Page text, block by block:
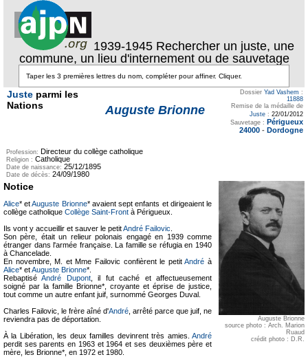
1939-1945 Rechercher un juste, une
commune, un lieu d'internement ou de sauvetage
Juste parmi les
Nations
Auguste Brionne
Dossier Yad Vashem :
11888
Remise de la médaille de
Juste : 22/01/2012
Sauvetage : Périgueux
24000 - Dordogne
Profession: Directeur du collège catholique
Religion : Catholique
Date de naissance: 25/12/1895
Date de décès: 24/09/1980
Auguste Brionne
source photo : Arch. Marion
Ruaud
crédit photo : D.R.
Notice
Alice* etAuguste Brionne* avaient sept enfants et dirigeaient le
collège catholique Collège Saint-Front à Périgueux.
Ils vont y accueillir et sauver le petitAndré Failovic
Son père, était un relieur polonais engagé en 1939 comme
étranger dans l'armée française. La famille se réfugia en 1940
à Chancelade.
En novembre, M. et Mme Failovic confièrent le petitAndré à
Alice* etAuguste Brionne*.
RebaptiséAndré Dupont, il fut caché et affectueusement
soigné par la famille Brionne*, croyante et éprise de justice,
tout comme un autre enfant juif, surnommé Georges Duval.
Charles Failovic, le frère aîné d'André , arrêté parce que juif, ne
reviendra pas de déportation.
À la Libération, les deux familles devinrent très amies. André
perdit ses parents en 1963 et 1964 et ses deuxièmes père et
mère, les Brionne*, en 1972 et 1980.